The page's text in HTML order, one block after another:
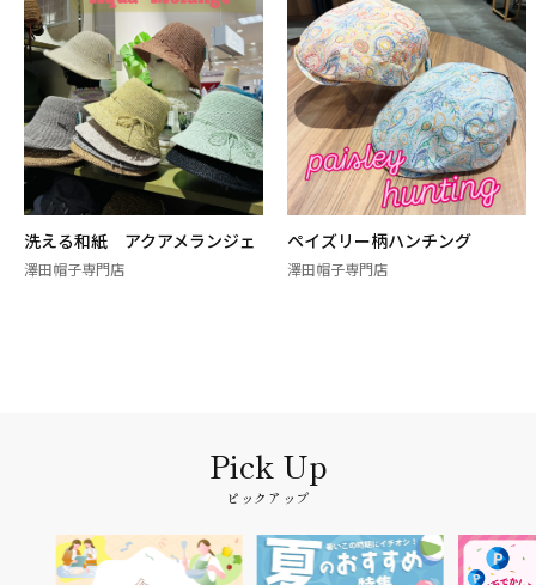
洗える和紙 アクアメランジェ
澤田帽子専門店
ペイズリー柄ハンチング
澤田帽子専門店
ピックアップ